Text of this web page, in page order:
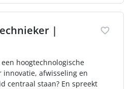
|
hoogtechnologische
innovatie, afwisseling en
centraal staan? En spreekt